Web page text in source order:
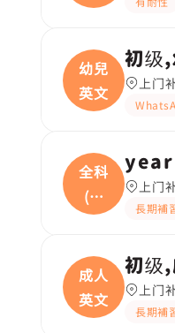
彩
幼兒
英文
初级
上门
全科
(中
文
year
上门
長期補
成人
英文
初级
上门
長期補